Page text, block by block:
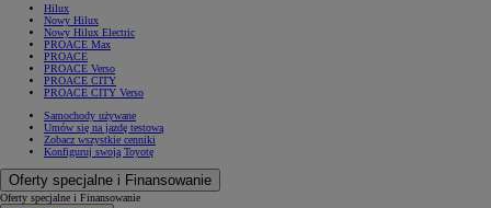
Hilux
Nowy Hilux
Nowy Hilux Electric
PROACE Max
PROACE
PROACE Verso
PROACE CITY
PROACE CITY Verso
Samochody używane
Umów się na jazdę testową
Zobacz wszystkie cenniki
Konfiguruj swoją Toyotę
Oferty specjalne i Finansowanie
Oferty specjalne i Finansowanie